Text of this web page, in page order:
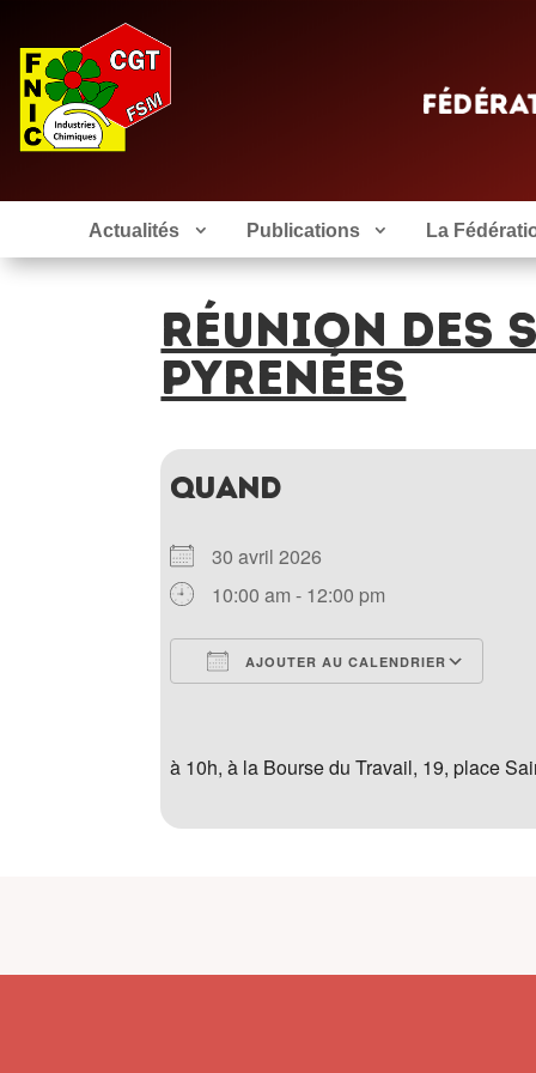
Actualités Publications La
RÉUNION DES
PYRENÉES
QUAND
30 avril 2026
10:00 am - 12:00 pm
AJOUTER AU CALENDRIER
à 10h, à la Bourse du Travail, 19, place